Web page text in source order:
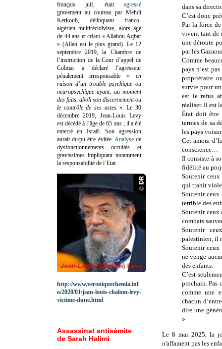
dans sa
C’est donc
Par la force
vivent tant de
une déroute
par les
Comme
pays n’est
propriétaire
survie pour
est le refus
réaliser. Il est
État doit être
termes de sa
les pays
Cet amour
conscience…
Il consiste à
fidélité au
Soutenir
qui trahit
Soutenir ceux
terrible des
Soutenir ceux
combats
Soutenir
palestinien, il
Soutenir ceux
ne venge
des enfants.
C’est
prochain. Pas
comme une
chacun
dire une
»
Le 8 mai 2025, la
n'affament pas les
français juif, était agressé
gravement au couteau par Mehdi
Kerkoub, délinquant franco-
algérien multirécidiviste, alors âgé
de 44 ans etcriant « Allahou Aqbar
» (Allah est le plus grand). Le 12
septembre 2019, la Chambre de
l’instruction de la Cour d’appel de
Colmar a déclaré l’agresseur
pénalement irresponsable «en
raison d’un trouble psychique ou
neuropsychique ayant, au moment
des faits, aboli son discernement ou
le contrôle de ses actes». Le 30
décembre 2019, Jean-Louis Levy
est décédé à l’âge de 65 ans ; il a été
enterré en Israël. Son agression
aurait du/pu être évitée. Analysede
dysfonctionnements occultés et
gravissimes impliquant notamment
la responsabilité de l’Etat.
http://www.veroniquechemla.inf
o/2020/01/jean-louis-chalom-levy-
victime-dune.html
Assassinat antisémite
de Sarah Halimi